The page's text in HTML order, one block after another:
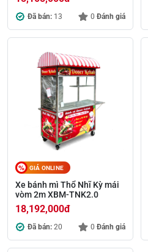
Đã bán: 13 0 Đánh giá
GIÁ ONLINE
Xe bánh mì Thổ Nhĩ Kỳ mái
vòm 2m XBM-TNK2.0
18,192,000đ
Đã bán: 20 0 Đánh giá